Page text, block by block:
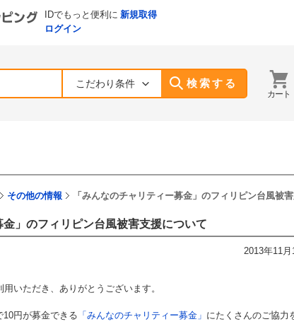
IDでもっと便利に 新規取得
ログイン
こだわり条件 検索する
カート
その他の情報 「みんなのチャリティー募金」のフィリピン台風被
金」のフィリピン台風被害支援について
2013年11月
いただき、ありがとうございます。
円が募金できる 「みんなのチャリティー募金」 にたくさんのご協力